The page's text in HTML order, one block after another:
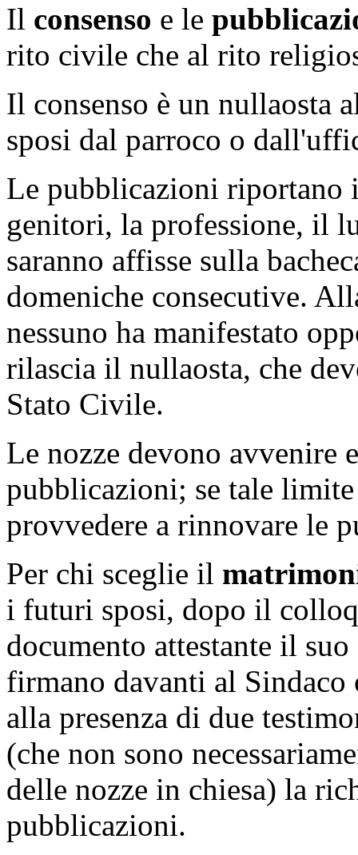
Il consenso e le
rito civile che al rito
Il consenso è un nullaosta
sposi dal parroco o
Le pubblicazioni riportano
genitori, la professione, il
saranno affisse sulla
domeniche consecutive.
nessuno ha manifestato
rilascia il nullaosta, che
Stato Civile.
Le nozze devono avvenire
pubblicazioni; se tale limite
provvedere a rinnovare le
Per chi sceglie il
i futuri sposi, dopo il
documento attestante il
firmano davanti al
alla presenza di due
(che non sono
delle nozze in chiesa) la
pubblicazioni.